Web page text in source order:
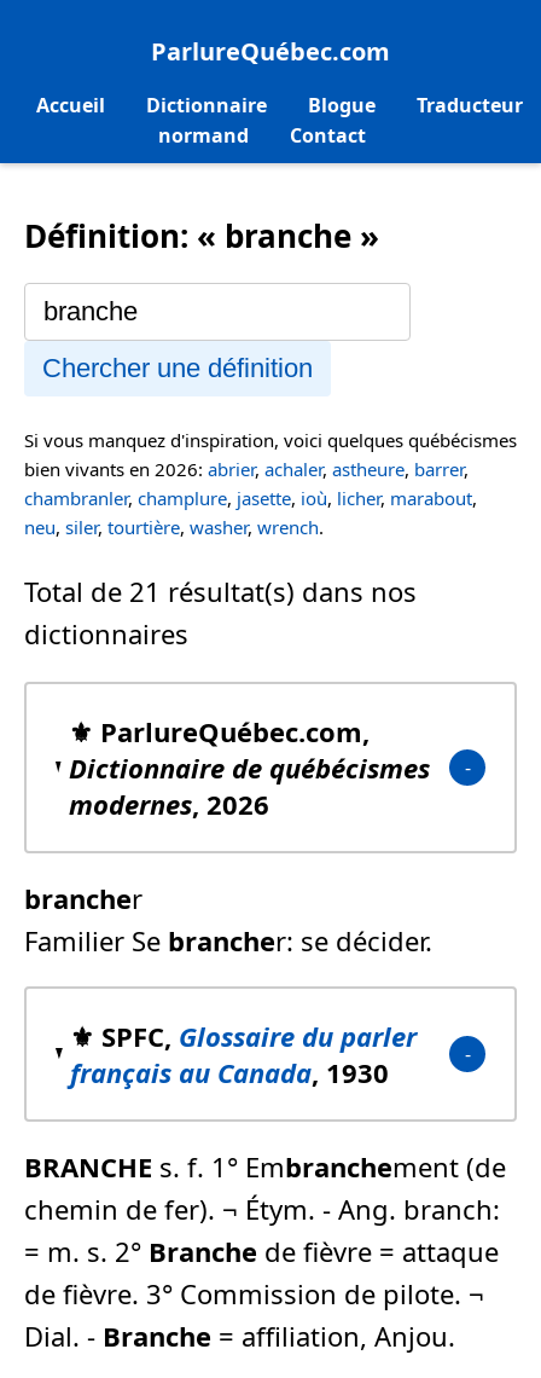
ParlureQuébec.com
Accueil Dictionnaire Blogue
Traducteur
normand
Contact
Définition: « branche »
Chercher une définition
Si vous manquez d'inspiration, voici quelques québécismes
bien vivants en 2026: abrier, achaler, astheure, barrer,
chambranler, champlure, jasette, ioù, licher, marabout,
neu, siler, tourtière, washer, wrench.
Total de 21 résultat(s) dans nos
dictionnaires
⚜️ ParlureQuébec.com,
Dictionnaire de québécismes
modernes, 2026
brancher
Familier Se brancher: se décider.
⚜️ SPFC, Glossaire du parler
français au Canada, 1930
BRANCHE s. f. 1° Embranchement (de
chemin de fer). ¬ Étym. - Ang. branch:
= m. s. 2° Branche de fièvre = attaque
de fièvre. 3° Commission de pilote. ¬
Dial. - Branche = affiliation, Anjou.